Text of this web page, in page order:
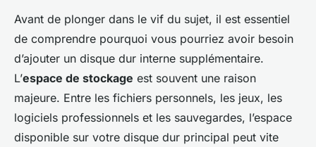
Avant de plonger dans le vif du sujet, il est essentiel
de comprendre pourquoi vous pourriez avoir besoin
d’ajouter un disque dur interne supplémentaire.
L’espace de stockage est souvent une raison
majeure. Entre les fichiers personnels, les jeux, les
logiciels professionnels et les sauvegardes, l’espace
disponible sur votre disque dur principal peut vite